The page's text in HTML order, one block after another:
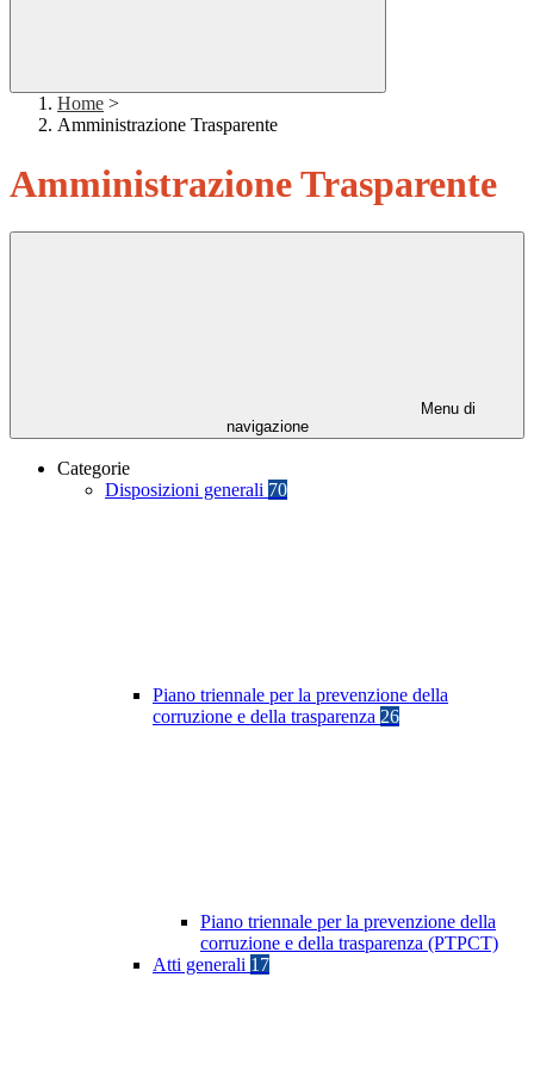
Home >
Amministrazione Trasparente
Amministrazione Trasparente
Menu di
navigazione
Categorie
Disposizioni generali 70
Piano triennale per la prevenzione della
corruzione e della trasparenza 26
Piano triennale per la prevenzione della
corruzione e della trasparenza (PTPCT)
Atti generali 17